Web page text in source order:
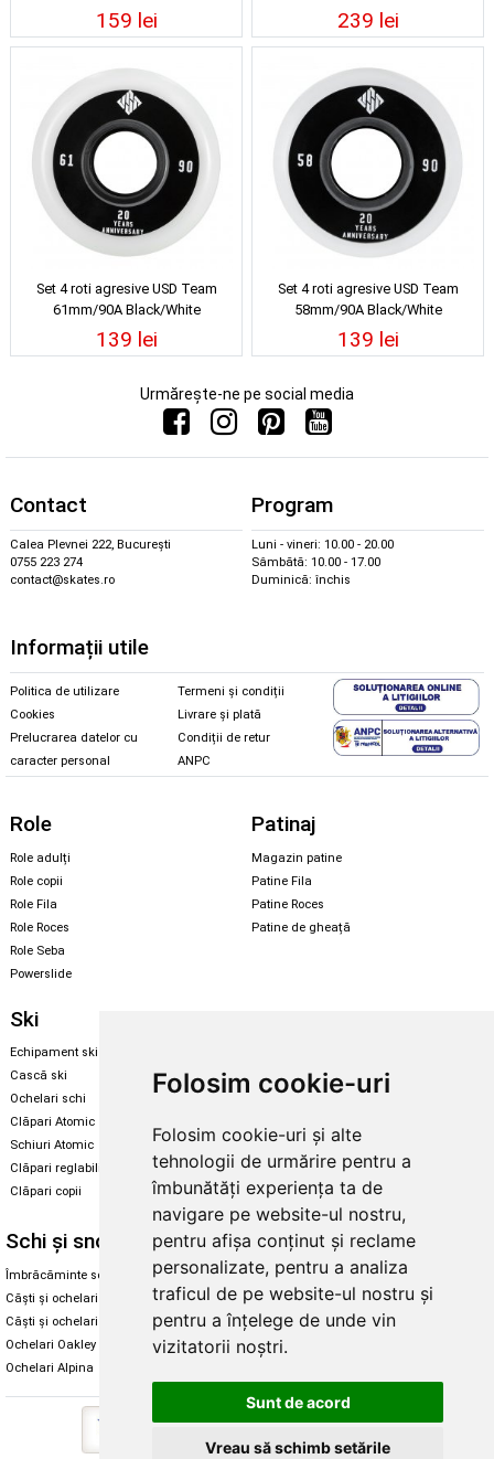
Folosim cookie-uri
Folosim cookie-uri și alte
tehnologii de urmărire pentru a
îmbunătăți experiența ta de
navigare pe website-ul nostru,
pentru afișa conținut și reclame
personalizate, pentru a analiza
traficul de pe website-ul nostru și
pentru a înțelege de unde vin
vizitatorii noștri.
Sunt de acord
Vreau să schimb setările
159 lei 239 lei
Set 4 roti agresive USD Team
61mm/90A Black/White
139 lei
Set 4 roti agresive USD Team
58mm/90A Black/White
139 lei
Urmărește-ne pe social media
Contact
Calea Plevnei 222, București
0755 223 274
contact@skates.ro
Program
Luni - vineri: 10.00 - 20.00
Sâmbătă: 10.00 - 17.00
Duminică: închis
Informații utile
Politica de utilizare
Cookies
Prelucrarea datelor cu
caracter personal
Termeni și condiții
Livrare și plată
Condiții de retur
ANPC
Role
Role adulți
Role copii
Role Fila
Role Roces
Role Seba
Powerslide
Patinaj
Magazin patine
Patine Fila
Patine Roces
Patine de gheață
Ski
Echipament ski
Cască ski
Ochelari schi
Clăpari Atomic
Schiuri Atomic
Clăpari reglabili
Clăpari copii
Echipament snowboard
Skate & longboard
Santa Cruz
Enuff Skateboards
Schi și snowboard
Îmbrăcăminte schi și snowboard
Căști și ochelari de iarnă
Căști și ochelari Alpina
Ochelari Oakley
Ochelari Alpina
Diverse
Cum aleg rolele
Cum aleg ochelarii
Ochelari de soare Oakley
Ochelari de soare Alpina